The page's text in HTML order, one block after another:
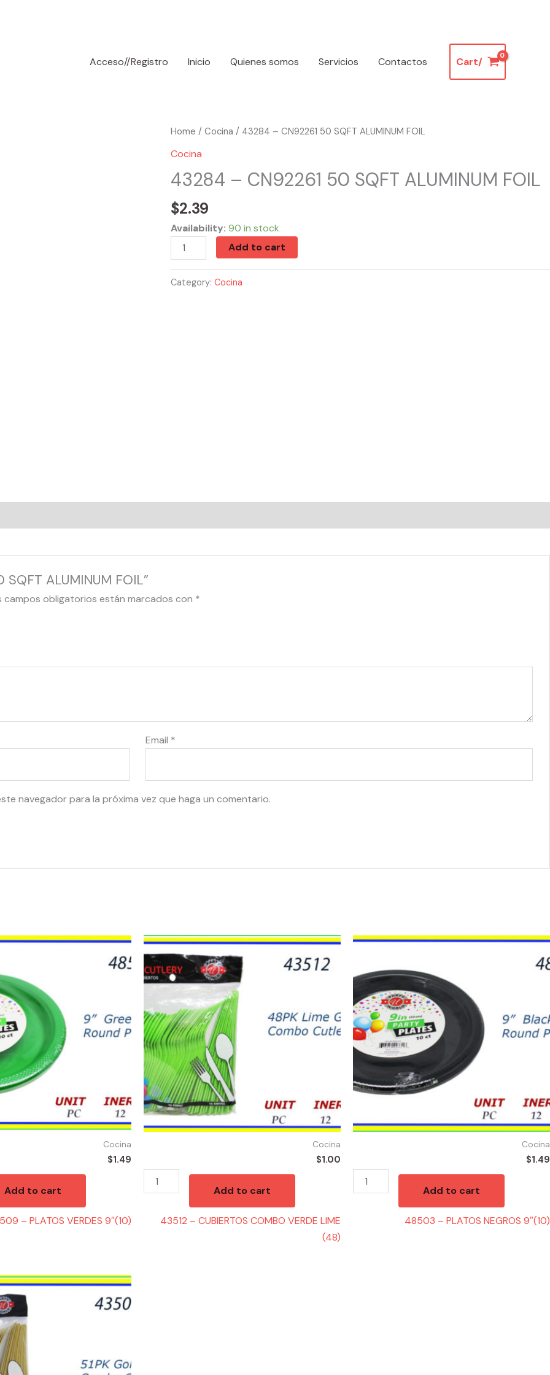
Acceso//Registro
Inicio Quienes somos Servicios Contactos Cart/
Home / Cocina / 43284 – CN92261 50 SQFT ALUMINUM FOIL
Cocina
43284 – CN92261 50 SQFT ALUMINUM FOIL
$2.39
Availability: 90 in stock
43284
-
50
ALUMINUM
FOIL
quantity
Add to cart
Category: Cocina
ALUMINUM FOIL”
campos obligatorios están marcados con *
Email *
navegador para la próxima vez que haga un comentario.
Cocina
$1.49
Add to cart
– PLATOS VERDES 9″(10)
Cocina
$1.00
43512
-
CUBIERTOS
COMBO
VERDE
LIME
(48)
quantity
Add to cart
43512 – CUBIERTOS COMBO VERDE LIME
(48)
Cocina
$1.49
48503
PLATOS
NEGROS
9"
(10)
quantity
Add to cart
48503 – PLATOS NEGROS 9″(10)